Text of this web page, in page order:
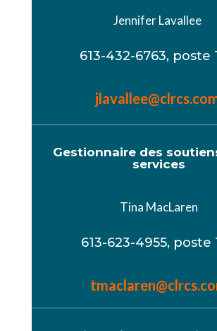
Jennifer Lavallee
613-432-6763, poste
jlavallee@clrcs.
Gestionnaire des
services
Tina MacLaren
613-623-4955, poste